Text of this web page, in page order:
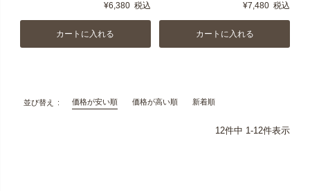
¥6,380 税込
カートに入れる
¥7,480 税込
カートに入れる
並び替え 価格が安い順 価格が高い順 新着順
12件中 1-12件表示